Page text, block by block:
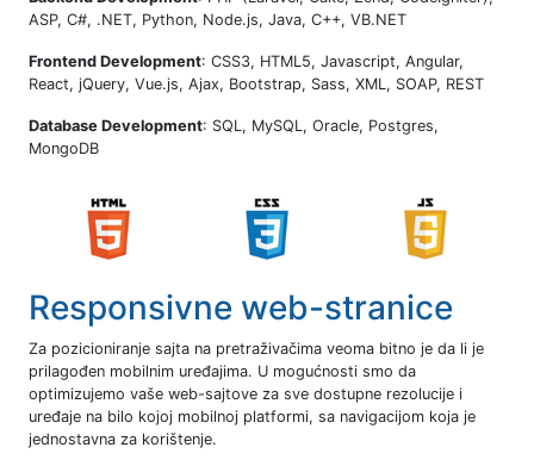
ASP, C#, .NET, Python, Node.js, Java, C++, VB.NET
Frontend Development: CSS3, HTML5, Javascript, Angular,
React, jQuery, Vue.js, Ajax, Bootstrap, Sass, XML, SOAP, REST
Database Development: SQL, MySQL, Oracle, Postgres,
MongoDB
Responsivne web-stranice
Za pozicioniranje sajta na pretraživačima veoma bitno je da li je
prilagođen mobilnim uređajima. U mogućnosti smo da
optimizujemo vaše web-sajtove za sve dostupne rezolucije i
uređaje na bilo kojoj mobilnoj platformi, sa navigacijom koja je
jednostavna za korištenje.